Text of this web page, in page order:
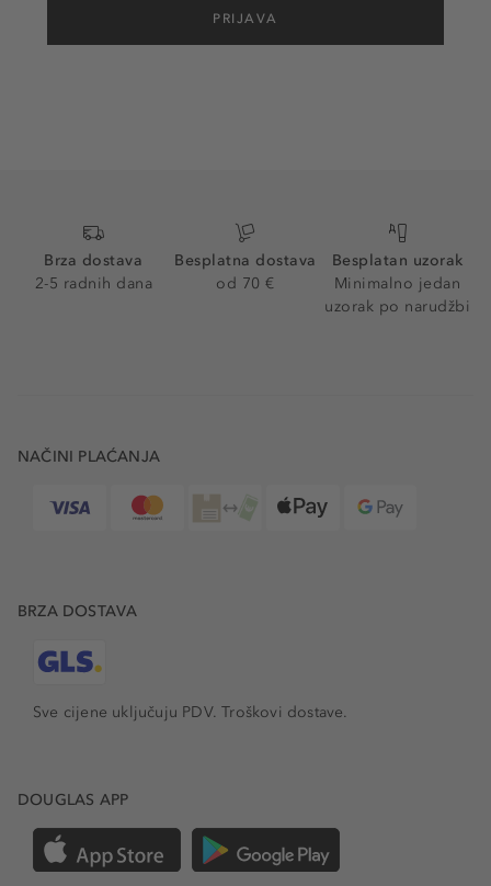
PRIJAVA
Brza dostava
2-5 radnih dana
Besplatna dostava
od 70 €
Besplatan uzorak
Minimalno jedan
uzorak po narudžbi
NAČINI PLAĆANJA
BRZA DOSTAVA
Sve cijene uključuju PDV.Troškovi dostave.
DOUGLAS APP